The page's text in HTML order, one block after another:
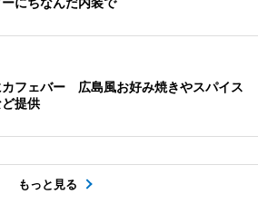
フェバー 広島風お好み焼きやスパイス
提供
もっと見る